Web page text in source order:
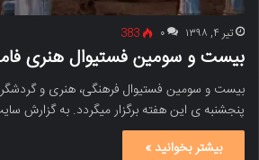
تیر ۴, ۱۳۹۸ ۰ 383
بیست و سومین فستیوال هنری
بیست و سومین فستیوال فرهنگی، هنری و
پنجشنبه ی این هفته برگزار میگردد. به گزارش
بیشتر بخوانید »